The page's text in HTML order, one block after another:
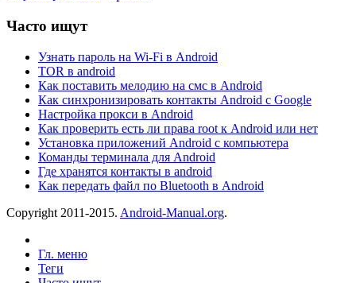
Часто ищут
Узнать пароль на Wi-Fi в Android
TOR в android
Как поставить мелодию на смс в Android
Как синхронизировать контакты Android с Google
Настройка прокси в Android
Как проверить есть ли права root к Android или нет
Установка приложений Android с компьютера
Команды терминала для Android
Где хранятся контакты в android
Как передать файл по Bluetooth в Android
Copyright 2011-2015. Android-Manual.org.
Гл. меню
Теги